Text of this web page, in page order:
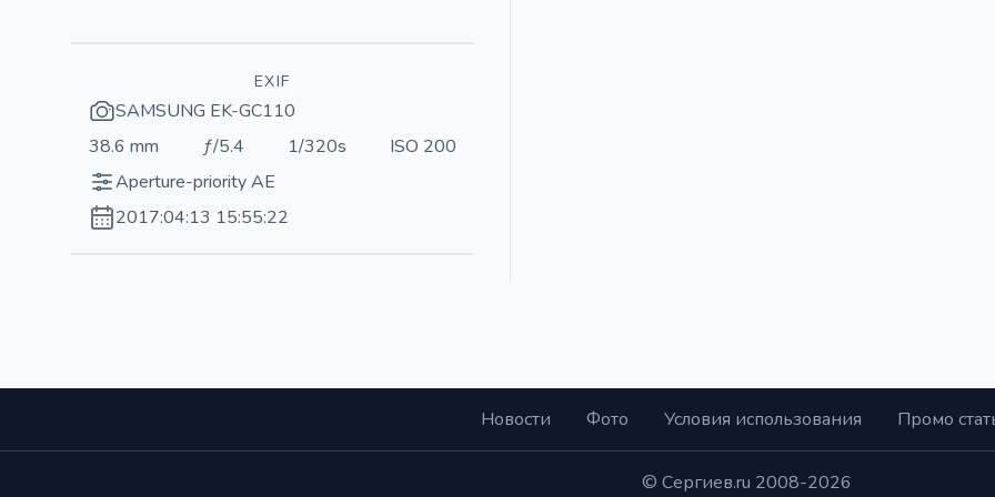
EXIF
SAMSUNG EK-GC110
38.6 mm
ƒ/5.4 1/320s
ISO 200
Aperture-priority AE
2017:04:13 15:55:22
Новости Фото Условия использования Промо
© Сергиев.ru 2008-2026